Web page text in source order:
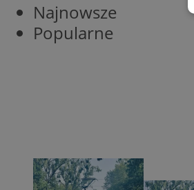
Najnowsze
Popularne